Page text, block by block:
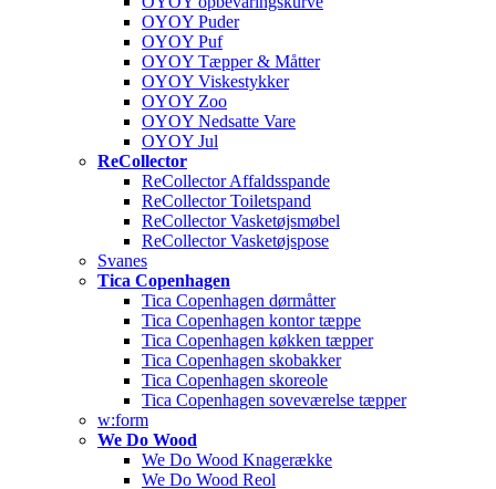
OYOY Puder
OYOY Puf
OYOY Tæpper & Måtter
OYOY Viskestykker
OYOY Zoo
OYOY Nedsatte Vare
OYOY Jul
ReCollector
ReCollector Affaldsspande
ReCollector Toiletspand
ReCollector Vasketøjsmøbel
ReCollector Vasketøjspose
Svanes
Tica Copenhagen
Tica Copenhagen dørmåtter
Tica Copenhagen kontor tæppe
Tica Copenhagen køkken tæpper
Tica Copenhagen skobakker
Tica Copenhagen skoreole
Tica Copenhagen soveværelse tæpper
w:form
We Do Wood
We Do Wood Knagerække
We Do Wood Reol